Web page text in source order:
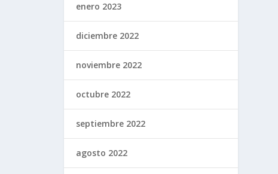
enero 2023
diciembre 2022
noviembre 2022
octubre 2022
septiembre 2022
agosto 2022